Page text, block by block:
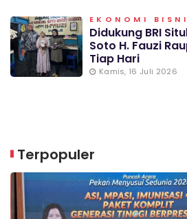
EKONOMI
Didukung BRI
Soto H. Fauzi
Tiap Hari
Kamis, 16 Juli 2026
Terpopuler